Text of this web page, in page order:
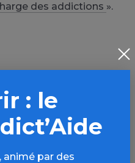
des addictions ».
Mail
WhatsApp
: le
animé par des